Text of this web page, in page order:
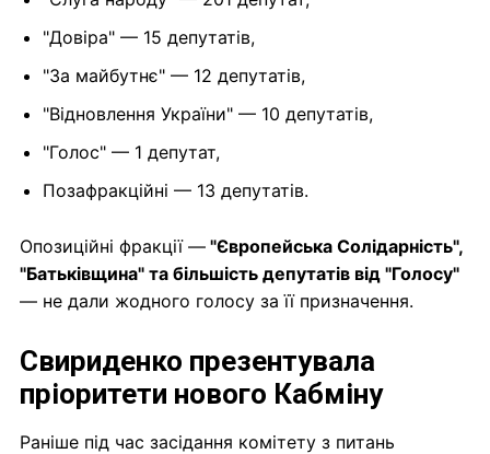
"Довіра" — 15 депутатів,
"За майбутнє" — 12 депутатів,
"Відновлення України" — 10 депутатів,
"Голос" — 1 депутат,
Позафракційні — 13 депутатів.
Опозиційні фракції — "Європейська Солідарність",
"Батьківщина" та більшість депутатів від "Голосу"
— не дали жодного голосу за її призначення.
Свириденко презентувала
пріоритети нового Кабміну
Раніше під час засідання комітету з питань